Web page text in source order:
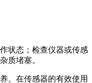
状态；检查仪器或传感
质堵塞。
。在传感器的有效使用